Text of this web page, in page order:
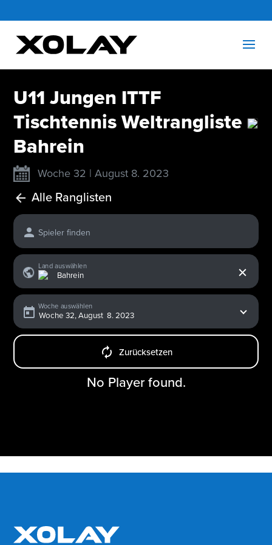
U11 Jungen ITTF
Tischtennis Weltrangliste
Bahrein
Woche 32 | August 8. 2023
Alle Ranglisten
Spieler finden
Land auswählen
Woche auswählen
Zurücksetzen
No Player found.